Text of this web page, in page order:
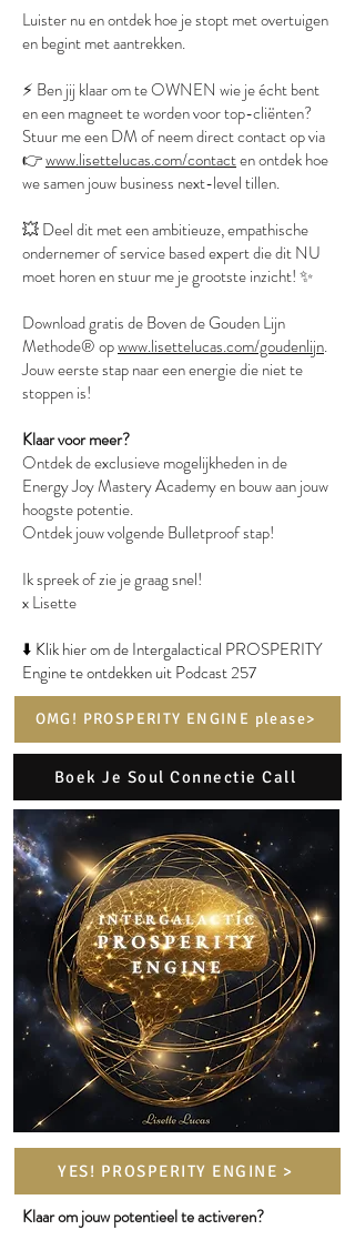
Luister nu en ontdek hoe je stopt met overtuigen
en begint met aantrekken.
⚡️ Ben jij klaar om te OWNEN wie je écht bent
en een magneet te worden voor top-cliënten?
Stuur me een DM of neem direct contact op via
👉www.lisettelucas.com/contacten ontdek hoe
we samen jouw business next-level tillen.
💥 Deel dit met een ambitieuze, empathische
ondernemer of service based expert die dit NU
moet horen en stuur me je grootste inzicht! ✨
Download gratis de Boven de Gouden Lijn
Methode® opwww.lisettelucas.com/goudenlijn.
Jouw eerste stap naar een energie die niet te
stoppen is!
Klaar voor meer?
Ontdek de exclusieve mogelijkheden in de
Energy Joy Mastery Academy en bouw aan jouw
hoogste potentie.
Ontdek jouw volgende Bulletproof stap!
Ik spreek of zie je graag snel!
x Lisette
⬇️ Klik hier om de Intergalactical PROSPERITY
Engine te ontdekken uit Podcast 257
OMG! PROSPERITY ENGINE please>
Boek Je Soul Connectie Call
YES! PROSPERITY ENGINE >
Klaar om jouw potentieel te activeren?